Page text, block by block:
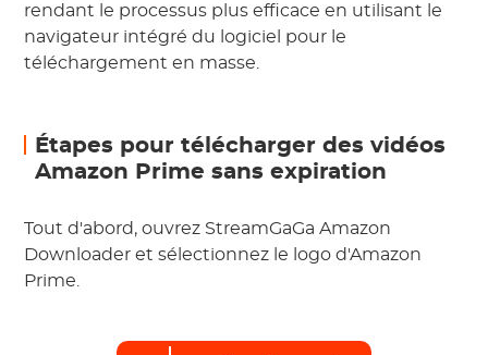
rendant le processus plus efficace en utilisant le
navigateur intégré du logiciel pour le
téléchargement en masse.
Étapes pour télécharger des vidéos
Amazon Prime sans expiration
Tout d'abord, ouvrez StreamGaGa Amazon
Downloader et sélectionnez le logo d'Amazon
Prime.